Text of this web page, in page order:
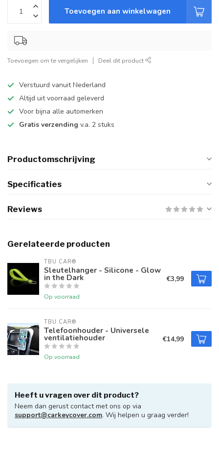
Toevoegen aan winkelwagen
Toevoegen om te vergelijken Deel dit product
Verstuurd vanuit Nederland
Altijd uit voorraad geleverd
Voor bijna alle automerken
Gratis verzending v.a. 2 stuks
Productomschrijving
Specificaties
Reviews
Gerelateerde producten
TBU CAR®
Sleutelhanger - Silicone - Glow
in the Dark
Op voorraad
€3,99
TBU CAR®
Telefoonhouder - Universele
ventilatiehouder
Op voorraad
€14,99
Heeft u vragen over dit product?
Neem dan gerust contact met ons op via
support@carkeycover.com. Wij helpen u graag verder!